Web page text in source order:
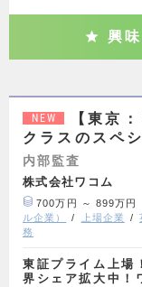
興
NEW
【東京
クラスのスペ
内部監査
株式会社ワコム
700万円 ～ 899万円
ル企業）
上場企業
務
東証プライム上場
界シェア拡大中！